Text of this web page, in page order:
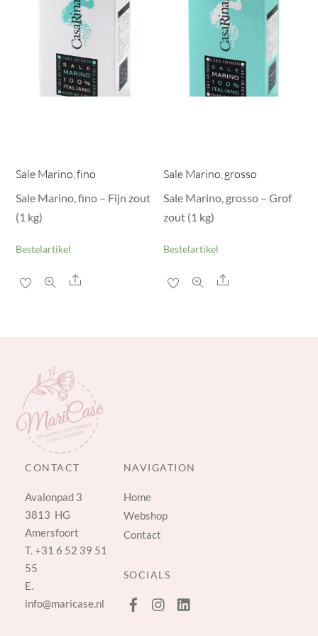
Sale Marino, fino
Sale Marino, fino – Fijn zout
(1 kg)
Bestelartikel
Share
Sale Marino, grosso
Sale Marino, grosso – Grof
zout (1 kg)
Bestelartikel
Share
CONTACT
Avalonpad 3
3813 HG
Amersfoort
T.+31 6 52 39 51
55
E.
info@maricase.nl
NAVIGATION
Home
Webshop
Contact
SOCIALS